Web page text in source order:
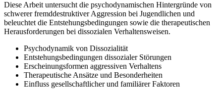
Diese Arbeit untersucht die psychodynamischen Hintergründe von
schwerer fremddestruktiver Aggression bei Jugendlichen und
beleuchtet die Entstehungsbedingungen sowie die therapeutischen
Herausforderungen bei dissozialen Verhaltensweisen.
Psychodynamik von Dissozialität
Entstehungsbedingungen dissozialer Störungen
Erscheinungsformen aggressiven Verhaltens
Therapeutische Ansätze und Besonderheiten
Einfluss gesellschaftlicher und familiärer Faktoren